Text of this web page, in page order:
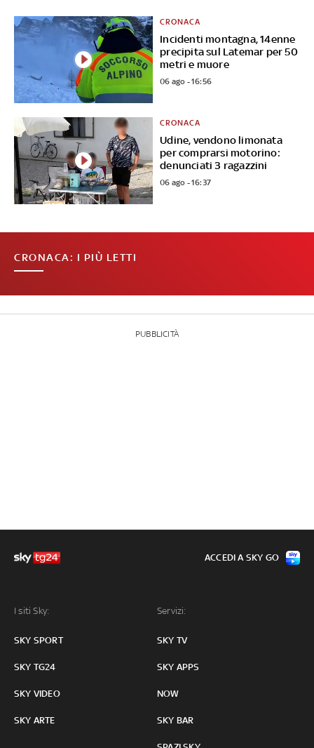
Incidenti montagna, 14enne
precipita sul Latemar per 50
metri e muore
CRONACA
06 ago - 16:56
Udine, vendono limonata
per comprarsi motorino:
denunciati 3 ragazzini
CRONACA
06 ago - 16:37
CRONACA: I PIÙ LETTI
PUBBLICITÀ
I siti Sky:
SKY SPORT
SKY TG24
SKY VIDEO
SKY ARTE
Servizi:
SKY TV
SKY APPS
NOW
SKY BAR
ACCEDI A SKY GO